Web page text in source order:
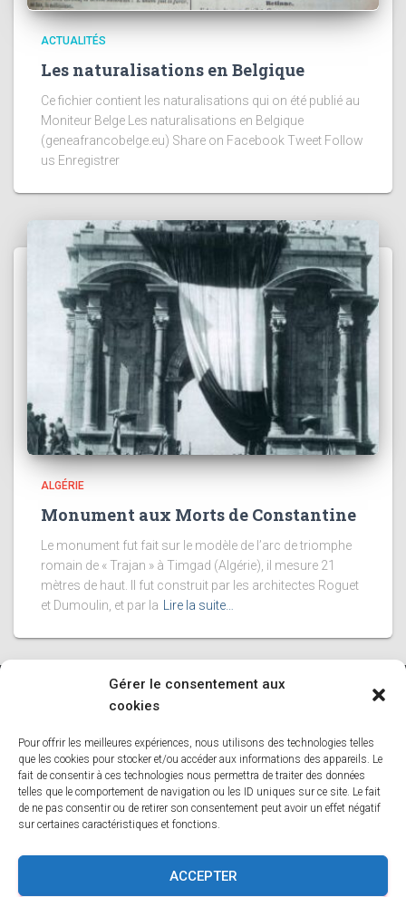
Gérer le consentement aux
cookies
Pour offrir les meilleures expériences, nous utilisons des technologies telles
que les cookies pour stocker et/ou accéder aux informations des appareils. Le
fait de consentir à ces technologies nous permettra de traiter des données
telles que le comportement de navigation ou les ID uniques sur ce site. Le fait
de ne pas consentir ou de retirer son consentement peut avoir un effet négatif
sur certaines caractéristiques et fonctions.
ACCEPTER
ACTUALITÉS
Les naturalisations en Belgique
Ce fichier contient les naturalisations qui on été publié au
Moniteur Belge Les naturalisations en Belgique
(geneafrancobelge.eu) Share on Facebook Tweet Follow
us Enregistrer
ALGÉRIE
Monument aux Morts de Constantine
Le monument fut fait sur le modèle de l’arc de triomphe
romain de « Trajan » à Timgad (Algérie), il mesure 21
mètres de haut. Il fut construit par les architectes Roguet
et Dumoulin, et par la
Lire la suite…
BLOG
LISTE DES COMMUNES DE BELGIQUE
LISTE DES COMMUNES DES HAUTS DE FRANCE MON COMPTE